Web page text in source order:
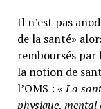
Il n’est pas
de la santé»
remboursés par
la notion de
l’OMS : «La
physique, mental